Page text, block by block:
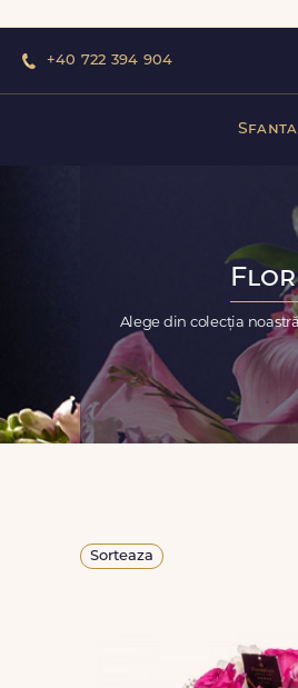
+40 722 394 904
Alege din colecția
Sorteaza